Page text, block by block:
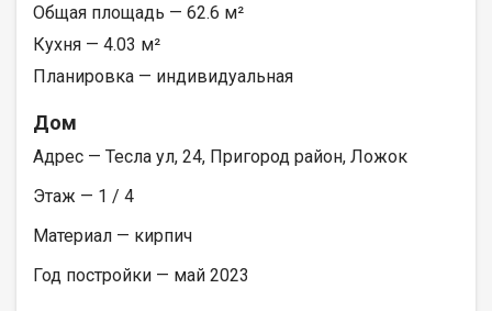
Общая площадь — 62.6 м²
Кухня — 4.03 м²
Планировка — индивидуальная
Дом
Адрес — Тесла ул, 24, Пригород район, Ложок
Этаж — 1 / 4
Материал — кирпич
Год постройки — май 2023